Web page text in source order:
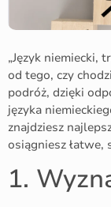
„Język niemiecki,
od tego, czy
podróż, dzięki
języka
znajdziesz
osiągniesz łatwe,
1.